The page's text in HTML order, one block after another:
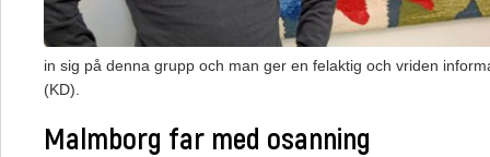
in sig på denna grupp och man ger en felaktig och vriden
(KD).
Malmborg far med osanning